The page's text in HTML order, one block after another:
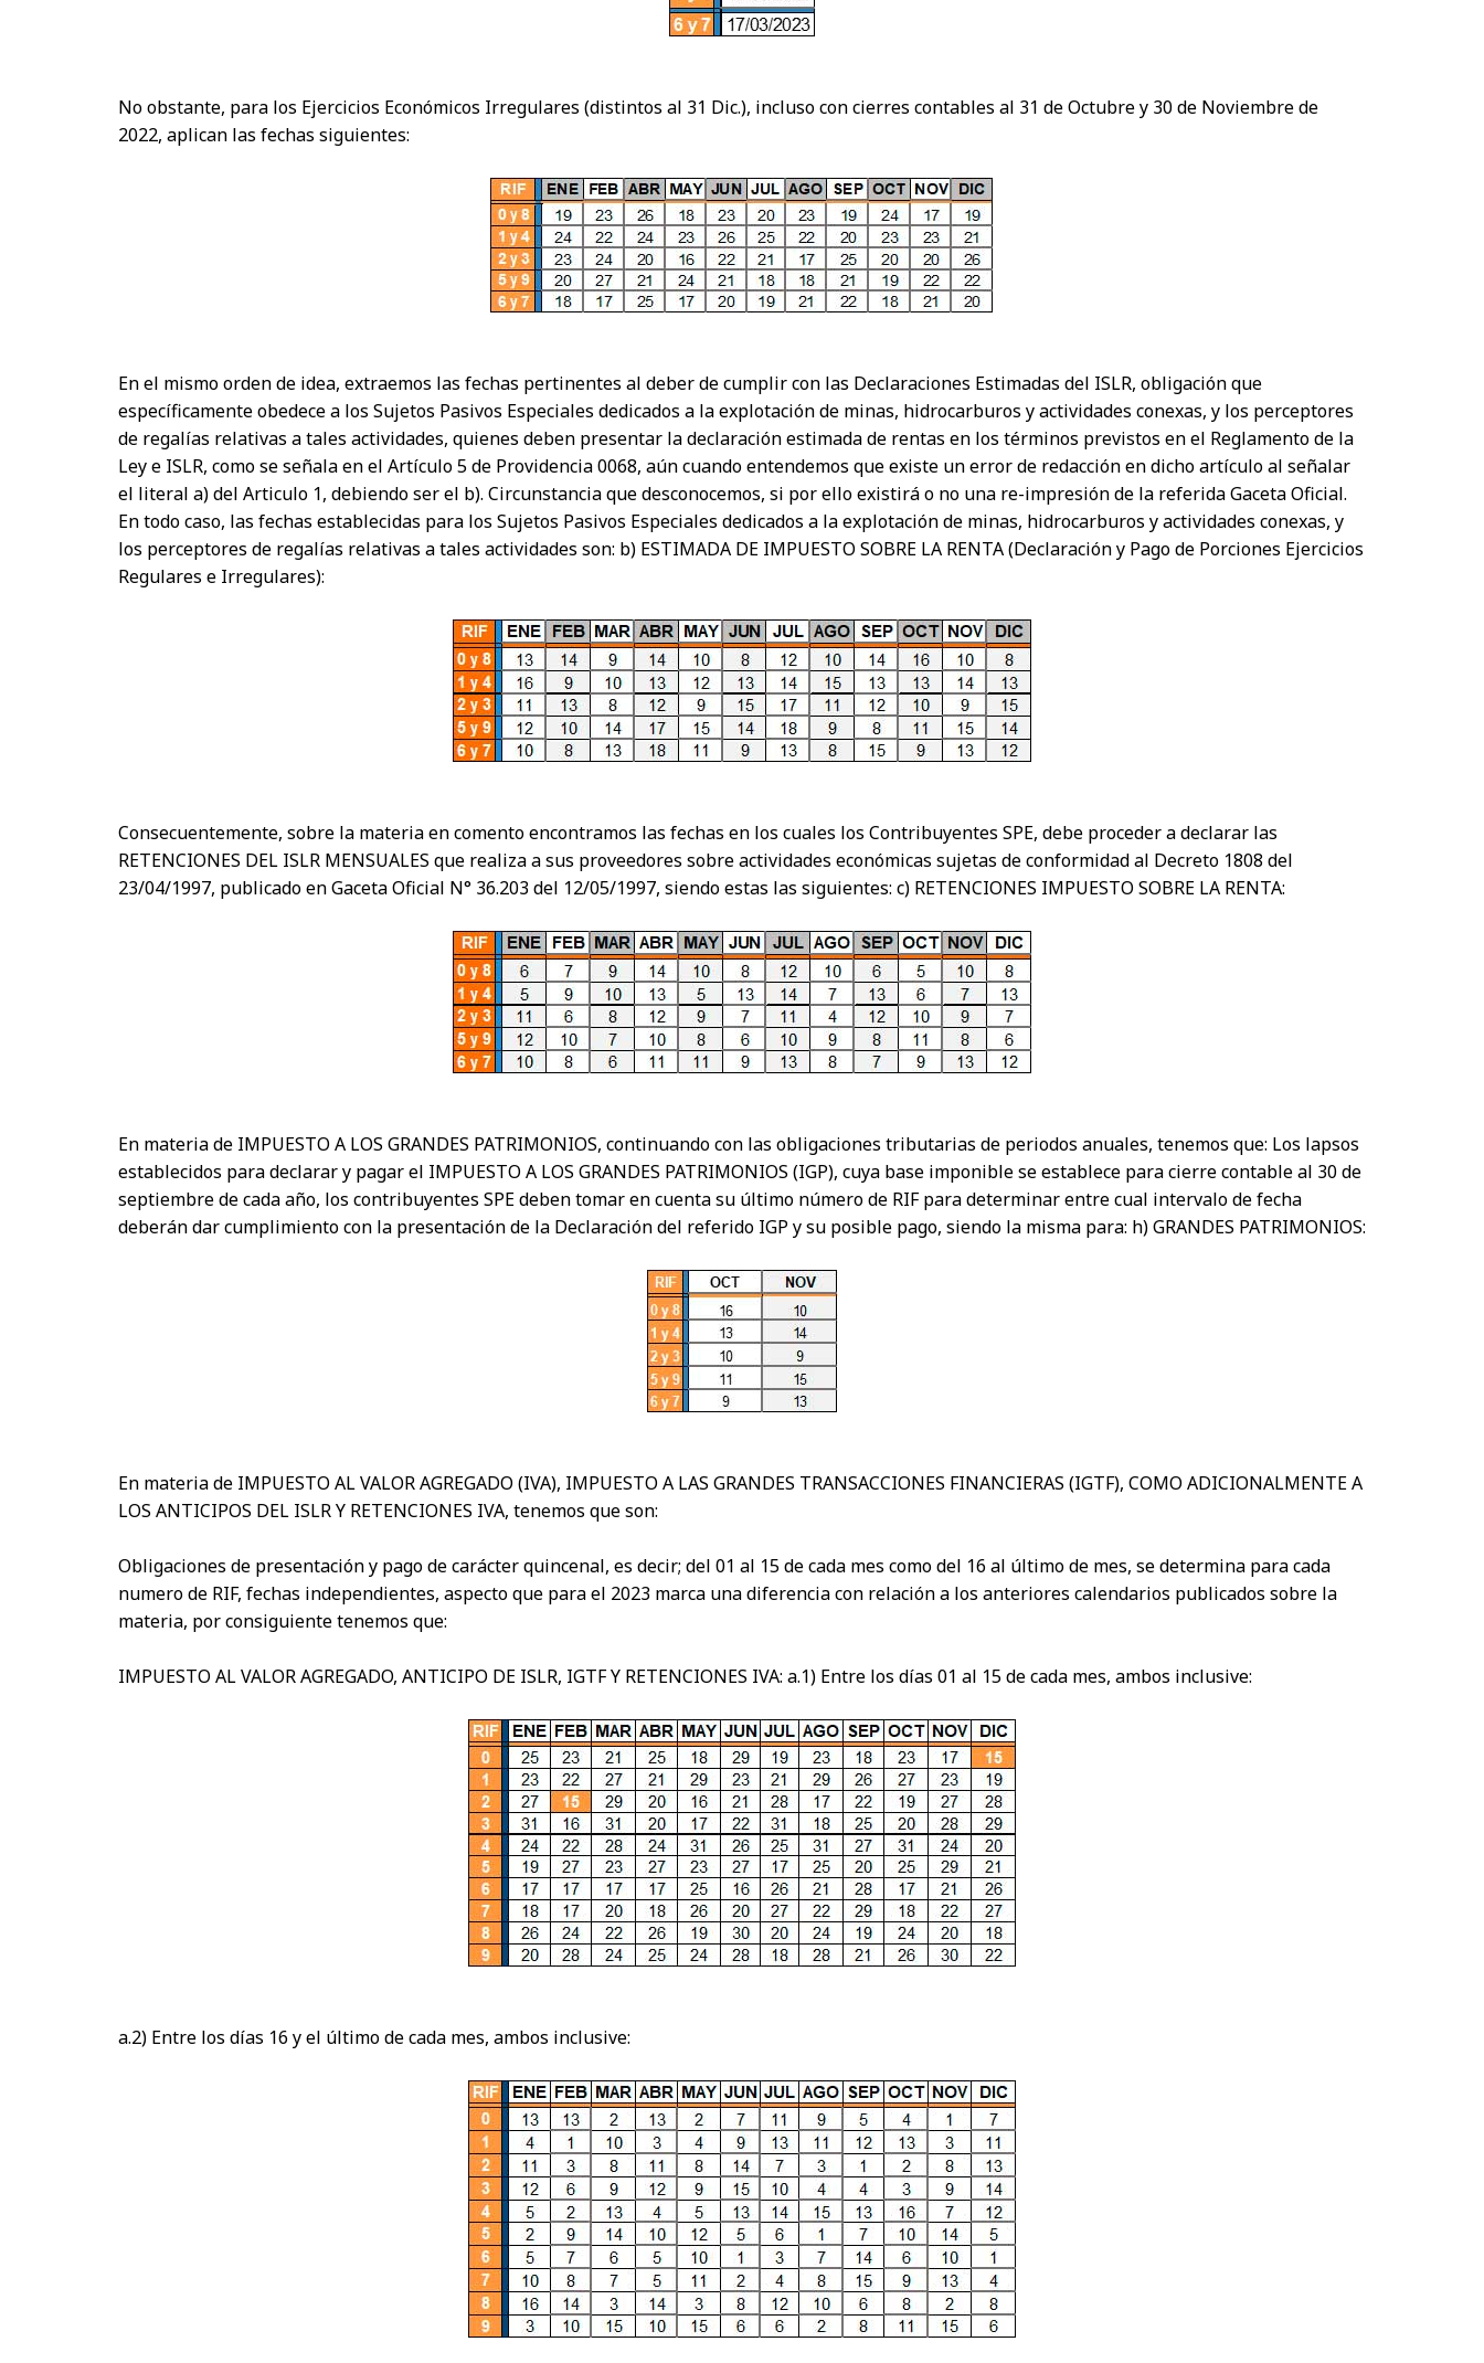
No obstante, para los Ejercicios Económicos Irregulares (distintos al 31 Dic.), incluso con cierres contables al 31 de Octubre y 30 de Noviembre de
2022, aplican las fechas siguientes:
En el mismo orden de idea, extraemos las fechas pertinentes al deber de cumplir con las Declaraciones Estimadas del ISLR, obligación que
específicamente obedece a los Sujetos Pasivos Especiales dedicados a la explotación de minas, hidrocarburos y actividades conexas, y los perceptores
de regalías relativas a tales actividades, quienes deben presentar la declaración estimada de rentas en los términos previstos en el Reglamento de la
Ley e ISLR, como se señala en el Artículo 5 de Providencia 0068, aún cuando entendemos que existe un error de redacción en dicho artículo al señalar
el literal a) del Articulo 1, debiendo ser el b). Circunstancia que desconocemos, si por ello existirá o no una re-impresión de la referida Gaceta Oficial.
En todo caso, las fechas establecidas para los Sujetos Pasivos Especiales dedicados a la explotación de minas, hidrocarburos y actividades conexas, y
los perceptores de regalías relativas a tales actividades son: b) ESTIMADA DE IMPUESTO SOBRE LA RENTA (Declaración y Pago de Porciones Ejercicios
Regulares e Irregulares):
Consecuentemente, sobre la materia en comento encontramos las fechas en los cuales los Contribuyentes SPE, debe proceder a declarar las
RETENCIONES DEL ISLR MENSUALES que realiza a sus proveedores sobre actividades económicas sujetas de conformidad al Decreto 1808 del
23/04/1997, publicado en Gaceta Oficial N° 36.203 del 12/05/1997, siendo estas las siguientes: c) RETENCIONES IMPUESTO SOBRE LA RENTA:
En materia de IMPUESTO A LOS GRANDES PATRIMONIOS, continuando con las obligaciones tributarias de periodos anuales, tenemos que: Los lapsos
establecidos para declarar y pagar el IMPUESTO A LOS GRANDES PATRIMONIOS (IGP), cuya base imponible se establece para cierre contable al 30 de
septiembre de cada año, los contribuyentes SPE deben tomar en cuenta su último número de RIF para determinar entre cual intervalo de fecha
deberán dar cumplimiento con la presentación de la Declaración del referido IGP y su posible pago, siendo la misma para: h) GRANDES PATRIMONIOS:
En materia de IMPUESTO AL VALOR AGREGADO (IVA), IMPUESTO A LAS GRANDES TRANSACCIONES FINANCIERAS (IGTF), COMO ADICIONALMENTE A
LOS ANTICIPOS DEL ISLR Y RETENCIONES IVA, tenemos que son:
Obligaciones de presentación y pago de carácter quincenal, es decir; del 01 al 15 de cada mes como del 16 al último de mes, se determina para cada
numero de RIF, fechas independientes, aspecto que para el 2023 marca una diferencia con relación a los anteriores calendarios publicados sobre la
materia, por consiguiente tenemos que:
IMPUESTO AL VALOR AGREGADO, ANTICIPO DE ISLR, IGTF Y RETENCIONES IVA: a.1) Entre los días 01 al 15 de cada mes, ambos inclusive:
a.2) Entre los días 16 y el último de cada mes, ambos inclusive: